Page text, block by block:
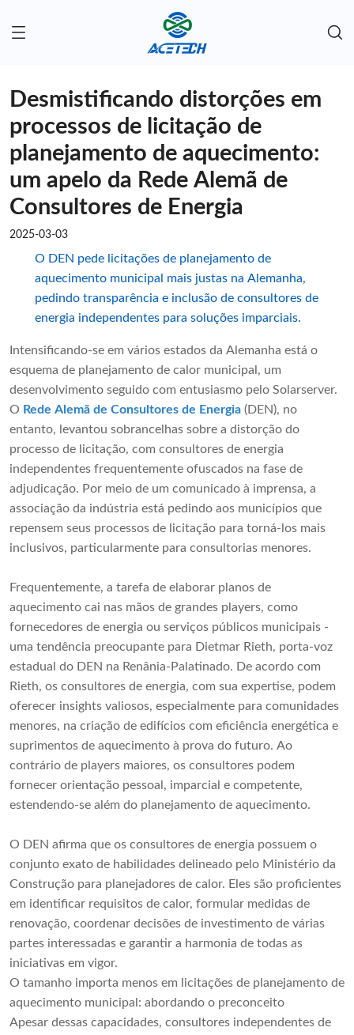
Desmistificando distorções em
processos de licitação de
planejamento de aquecimento:
um apelo da Rede Alemã de
Consultores de Energia
2025-03-03
O DEN pede licitações de planejamento de
aquecimento municipal mais justas na Alemanha,
pedindo transparência e inclusão de consultores de
energia independentes para soluções imparciais.
Intensificando-se em vários estados da Alemanha está o
esquema de planejamento de calor municipal, um
desenvolvimento seguido com entusiasmo pelo Solarserver.
O Rede Alemã de Consultores de Energia (DEN), no
entanto, levantou sobrancelhas sobre a distorção do
processo de licitação, com consultores de energia
independentes frequentemente ofuscados na fase de
adjudicação. Por meio de um comunicado à imprensa, a
associação da indústria está pedindo aos municípios que
repensem seus processos de licitação para torná-los mais
inclusivos, particularmente para consultorias menores.
Frequentemente, a tarefa de elaborar planos de
aquecimento cai nas mãos de grandes players, como
fornecedores de energia ou serviços públicos municipais -
uma tendência preocupante para Dietmar Rieth, porta-voz
estadual do DEN na Renânia-Palatinado. De acordo com
Rieth, os consultores de energia, com sua expertise, podem
oferecer insights valiosos, especialmente para comunidades
menores, na criação de edifícios com eficiência energética e
suprimentos de aquecimento à prova do futuro. Ao
contrário de players maiores, os consultores podem
fornecer orientação pessoal, imparcial e competente,
estendendo-se além do planejamento de aquecimento.
O DEN afirma que os consultores de energia possuem o
conjunto exato de habilidades delineado pelo Ministério da
Construção para planejadores de calor. Eles são proficientes
em identificar requisitos de calor, formular medidas de
renovação, coordenar decisões de investimento de várias
partes interessadas e garantir a harmonia de todas as
iniciativas em vigor.
O tamanho importa menos em licitações de planejamento de
aquecimento municipal: abordando o preconceito
Apesar dessas capacidades, consultores independentes de